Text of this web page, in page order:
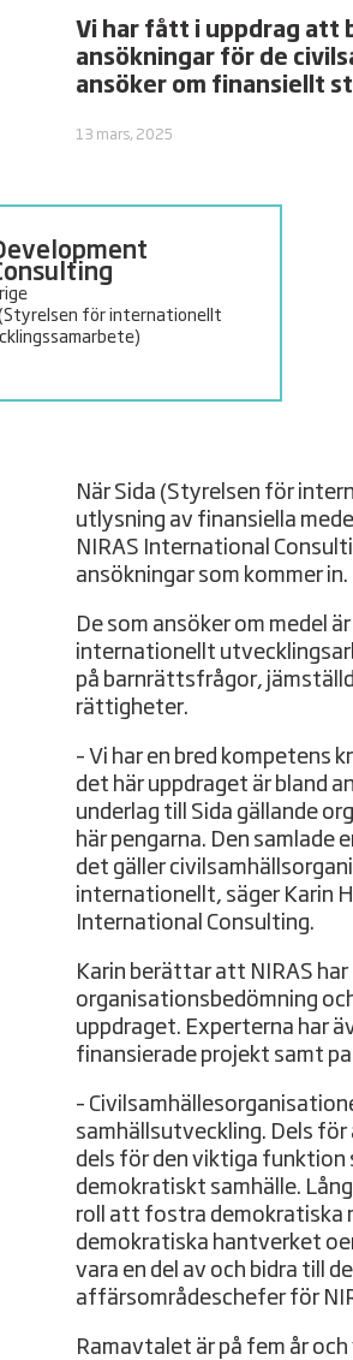
Vi har fått i uppdrag att
ansökningar för de
ansöker om finansiellt
13 mars, 2025
för internationellt
När Sida (Styrelsen för
utlysning av finansiella
NIRAS International
ansökningar som kommer in.
De som ansöker om medel
internationellt
på barnrättsfrågor,
rättigheter.
– Vi har en bred kompetens
det här uppdraget är bland
underlag till Sida gällande
här pengarna. Den samlade
det gäller
internationellt, säger Karin
International Consulting.
Karin berättar att NIRAS
organisationsbedömning
uppdraget. Experterna har
finansierade projekt samt
–
samhällsutveckling. Dels
dels för den viktiga
demokratiskt samhälle.
roll att fostra demokratiska
demokratiska hantverket
vara en del av och bidra till
affärsområdeschefer för
Ramavtalet är på fem år